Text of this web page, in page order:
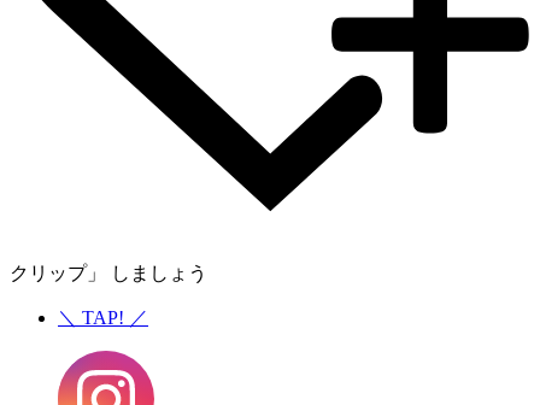
クリップ」 しましょう
＼ TAP! ／